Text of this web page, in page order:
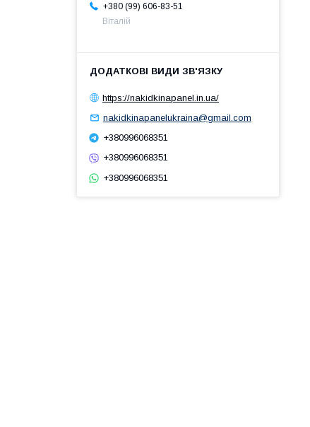
+380 (99) 606-83-51
Віталій
https://nakidkinapanel.in.ua/
nakidkinapanelukraina@gmail.com
+380996068351
+380996068351
+380996068351